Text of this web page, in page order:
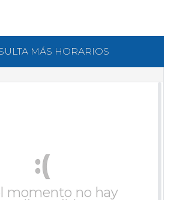
MÁS HORARIOS
:(
momento no hay